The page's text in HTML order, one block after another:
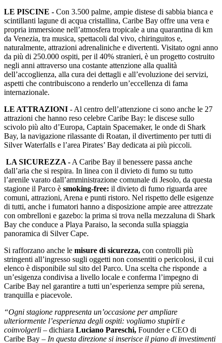
LE PISCINE - Con 3.500 palme, ampie distese di sabbia bianca e
scintillanti lagune di acqua cristallina, Caribe Bay offre una vera e
propria immersione nell’atmosfera tropicale a una quarantina di km
da Venezia, tra musica, spettacoli dal vivo, chiringuitos e,
naturalmente, attrazioni adrenaliniche e divertenti. Visitato ogni anno
da più di 250.000 ospiti, per il 40% stranieri, è un progetto costruito
negli anni attraverso una costante attenzione alla qualità
dell’accoglienza, alla cura dei dettagli e all’evoluzione dei servizi,
aspetti che contribuiscono a renderlo un’eccellenza di fama
internazionale.
­LE ATTRAZIONI - Al centro dell’attenzione ci sono anche le 27
attrazioni che hanno reso celebre Caribe Bay: le discese sullo
scivolo più alto d’Europa, Captain Spacemaker, le onde di Shark
Bay, la navigazione rilassante di Roatan, il divertimento per tutti di
Silver Waterfalls e l’area Pirates’ Bay dedicata ai più piccoli.
LA SICUREZZA - A Caribe Bay il benessere passa anche
dall’aria che si respira. In linea con il divieto di fumo su tutto
l’arenile varato dall’amministrazione comunale di Jesolo, da questa
stagione il Parco è smoking-free: il divieto di fumo riguarda aree
comuni, attrazioni, Arena e punti ristoro. Nel rispetto delle esigenze
di tutti, anche i fumatori hanno a disposizione ampie aree attrezzate
con ombrelloni e gazebo: la prima si trova nella mezzaluna di Shark
Bay che conduce a Playa Paraiso, la seconda sulla spiaggia
panoramica di Silver Cape.
Si rafforzano anche le misure di sicurezza, con controlli più
stringenti all’ingresso sugli oggetti non consentiti o pericolosi, il cui
elenco è disponibile sul sito del Parco. Una scelta che risponde a
un’esigenza condivisa a livello locale e conferma l’impegno di
Caribe Bay nel garantire a tutti un’esperienza sempre più serena,
tranquilla e piacevole.
“Ogni stagione rappresenta un’occasione per ampliare
ulteriormente l’esperienza degli ospiti: vogliamo stupirli e
coinvolgerli – dichiara Luciano Pareschi, Founder e CEO di
Caribe Bay – In questa direzione si inserisce il piano di investimenti